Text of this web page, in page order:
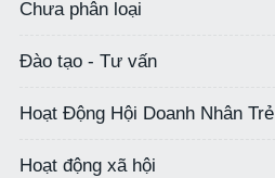
Chưa phân loại
Đào tạo - Tư vấn
Hoạt Động Hội Doanh Nhân Trẻ
Hoạt động xã hội